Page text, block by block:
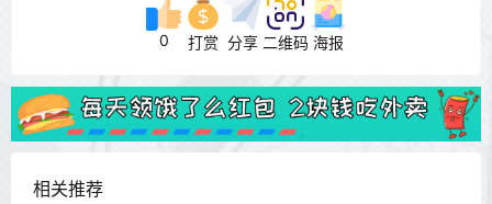
0 打赏 分享 二维码 海报
相关推荐